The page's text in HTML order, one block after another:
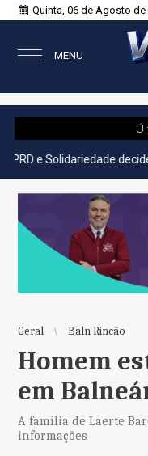
Quinta, 06 de Agosto de
MENU
decidem pela
Geral Baln Rincão
Homem
em
A família de Laerte
informações